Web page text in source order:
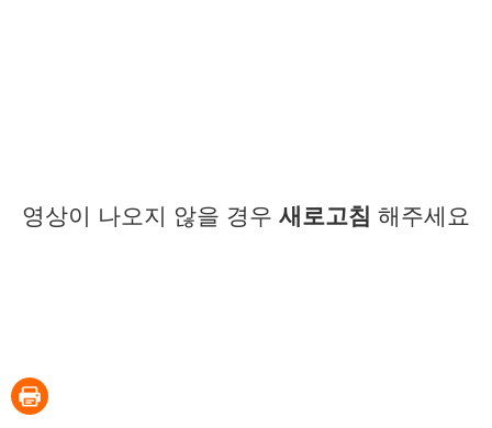
영상이 나오지 않을 경우 새로고침 해주세요